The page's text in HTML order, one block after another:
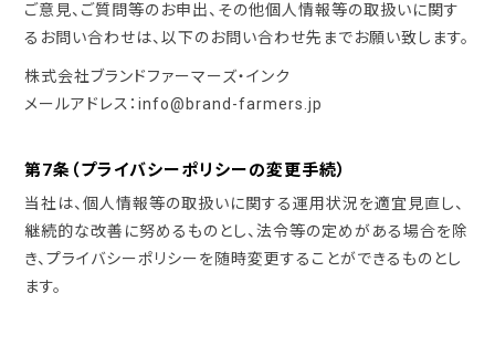
ご意見、ご質問等のお申出、その他個人情報等の取扱いに関す
るお問い合わせは、以下のお問い合わせ先までお願い致します。
株式会社ブランドファーマーズ・インク
メールアドレス：info@brand-farmers.jp
第7条（プライバシーポリシーの変更手続）
当社は、個人情報等の取扱いに関する運用状況を適宜見直し、
継続的な改善に努めるものとし、法令等の定めがある場合を除
き、プライバシーポリシーを随時変更することができるものとし
ます。